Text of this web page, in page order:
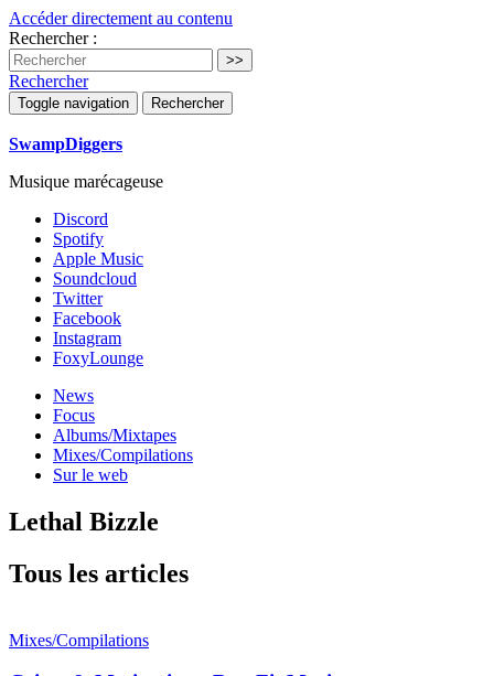
Accéder directement au contenu
Rechercher :
Rechercher
Toggle navigation Rechercher
SwampDiggers
Musique marécageuse
Discord
Spotify
Apple Music
Soundcloud
Twitter
Facebook
Instagram
FoxyLounge
News
Focus
Albums/Mixtapes
Mixes/Compilations
Sur le web
Lethal Bizzle
Tous les articles
Mixes/Compilations